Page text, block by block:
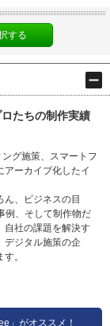
する
たちの制作実績
グ施策、スマートフ
アーカイブ化したイ
、ビジネスの目
例、そして制作物だ
自社の課題を解決す
デジタル施策の企
。
」がオススメ！